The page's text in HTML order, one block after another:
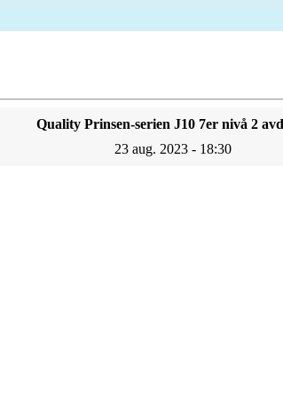
Quality Prinsen-serien J10 7er nivå 2
23 aug. 2023 - 18:30